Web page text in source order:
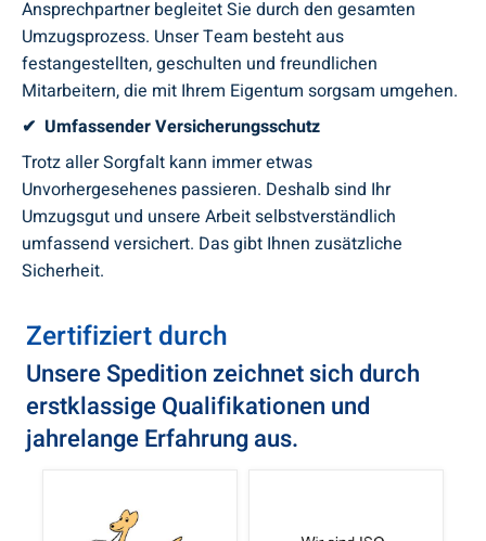
Ansprechpartner begleitet Sie durch den gesamten
Umzugsprozess. Unser Team besteht aus
festangestellten, geschulten und freundlichen
Mitarbeitern, die mit Ihrem Eigentum sorgsam umgehen.
✔ Umfassender Versicherungsschutz
Trotz aller Sorgfalt kann immer etwas
Unvorhergesehenes passieren. Deshalb sind Ihr
Umzugsgut und unsere Arbeit selbstverständlich
umfassend versichert. Das gibt Ihnen zusätzliche
Sicherheit.
Zertifiziert durch
Unsere Spedition zeichnet sich durch
erstklassige Qualifikationen und
jahrelange Erfahrung aus.